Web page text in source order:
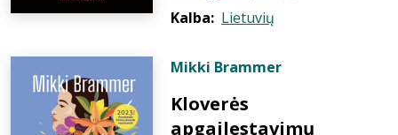
Kalba: Lietuvių
Mikki Brammer
Kloverės
apgailestavimų